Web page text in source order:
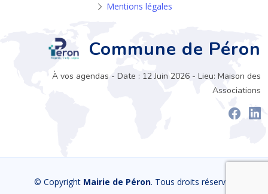
Mentions légales
Commune de Péron
À vos agendas - Date : 12 Juin 2026 - Lieu: Maison des
Associations
© Copyright Mairie de Péron. Tous droits réservés